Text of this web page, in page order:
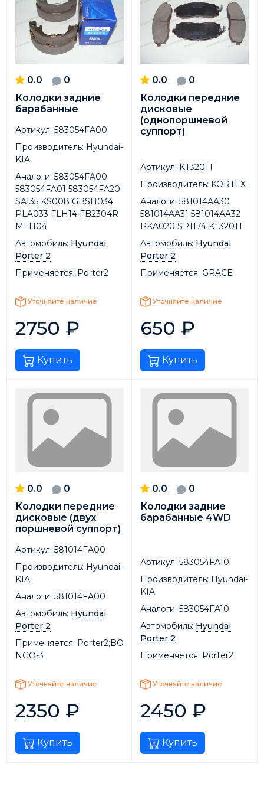
0.0
0
Колодки задние
барабанные
Артикул: 583054FA00
Производитель: Hyundai-
KIA
Аналоги: 583054FA00
583054FA01 583054FA20
SA135 KS008 GBSH034
PLA033 FLH14 FB2304R
MLH04
Автомобиль: Hyundai
Porter 2
Применяется: Porter2
Уточняйте наличие
2750 ₽
Купить
0.0
0
Колодки передние
дисковые
(однопоршневой
суппорт)
Артикул: KT3201T
Производитель: KORTEX
Аналоги: 581014AA30
581014AA31 581014AA32
PKA020 SP1174 KT3201T
Автомобиль: Hyundai
Porter 2
Применяется: GRACE
Уточняйте наличие
650 ₽
Купить
0.0
0
Колодки передние
дисковые (двух
поршневой суппорт)
Артикул: 581014FA00
Производитель: Hyundai-
KIA
Аналоги: 581014FA00
Автомобиль: Hyundai
Porter 2
Применяется: Porter2;BO
NGO-3
Уточняйте наличие
2350 ₽
Купить
0.0
0
Колодки задние
барабанные 4WD
Артикул: 583054FA10
Производитель: Hyundai-
KIA
Аналоги: 583054FA10
Автомобиль: Hyundai
Porter 2
Применяется: Porter2
Уточняйте наличие
2450 ₽
Купить